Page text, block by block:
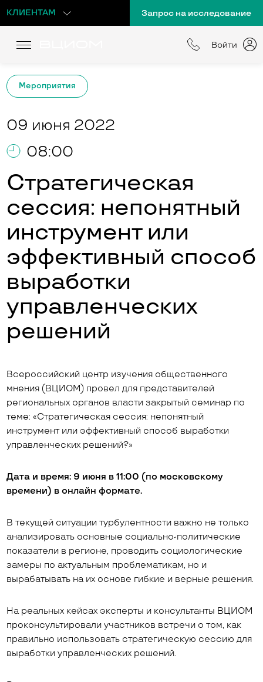
КЛИЕНТАМ Запрос на исследование
Войти
Мероприятия
09 июня 2022
08:00
Стратегическая
сессия: непонятный
инструмент или
эффективный способ
выработки
управленческих
решений
Всероссийский центр изучения общественного
мнения (ВЦИОМ) провел для представителей
региональных органов власти закрытый семинар по
теме: «Стратегическая сессия: непонятный
инструмент или эффективный способ выработки
управленческих решений?»
Дата и время: 9 июня в 11:00 (по московскому
времени) в онлайн формате.
В текущей ситуации турбулентности важно не только
анализировать основные социально-политические
показатели в регионе, проводить социологические
замеры по актуальным проблематикам, но и
вырабатывать на их основе гибкие и верные решения.
На реальных кейсах эксперты и консультанты ВЦИОМ
проконсультировали участников встречи о том, как
правильно использовать стратегическую сессию для
выработки управленческих решений.